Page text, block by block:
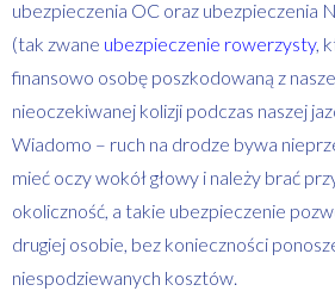
ubezpieczenia OC oraz ubezpieczenia
(tak zwane ubezpieczenie rowerzysty,
finansowo osobę poszkodowaną z
nieoczekiwanej kolizji podczas naszej
Wiadomo – ruch na drodze bywa
mieć oczy wokół głowy i należy brać
okoliczność, a takie ubezpieczenie
drugiej osobie, bez konieczności
niespodziewanych kosztów.